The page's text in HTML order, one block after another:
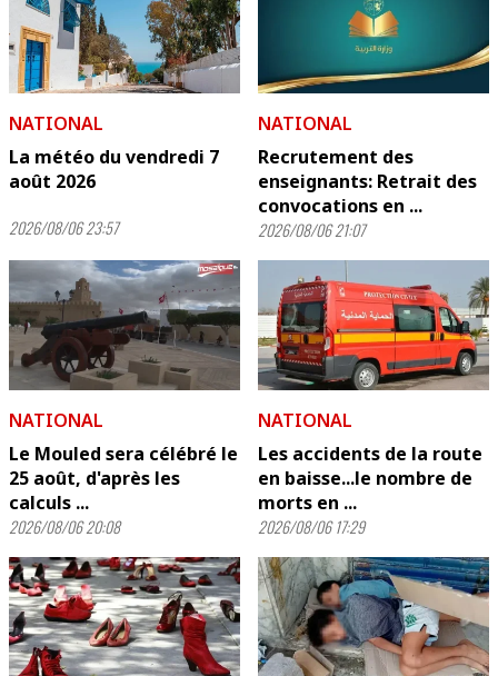
NATIONAL
La météo du vendredi 7
août 2026
2026/08/06 23:57
NATIONAL
Recrutement des
enseignants: Retrait des
convocations en ...
2026/08/06 21:07
NATIONAL
Le Mouled sera célébré le
25 août, d'après les
calculs ...
2026/08/06 20:08
NATIONAL
Les accidents de la route
en baisse...le nombre de
morts en ...
2026/08/06 17:29